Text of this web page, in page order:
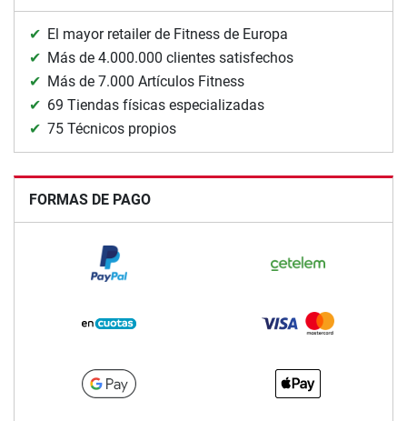
El mayor retailer de Fitness de Europa
Más de 4.000.000 clientes satisfechos
Más de 7.000 Artículos Fitness
69 Tiendas físicas especializadas
75 Técnicos propios
FORMAS DE PAGO